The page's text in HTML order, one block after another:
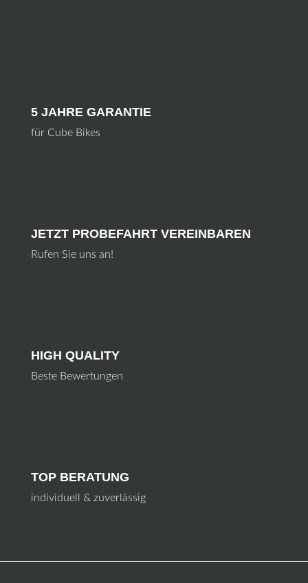
5 JAHRE GARANTIE
für Cube Bikes
JETZT PROBEFAHRT VEREINBAREN
Rufen Sie uns an!
HIGH QUALITY
Beste Bewertungen
TOP BERATUNG
individuell & zuverlässig